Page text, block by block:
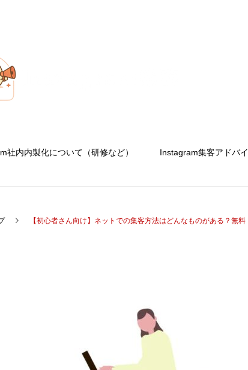
社内内製化について（研修など） Instagram集客アドバ
【初心者さん向け】ネットでの集客方法はどんなものがある？無料・有